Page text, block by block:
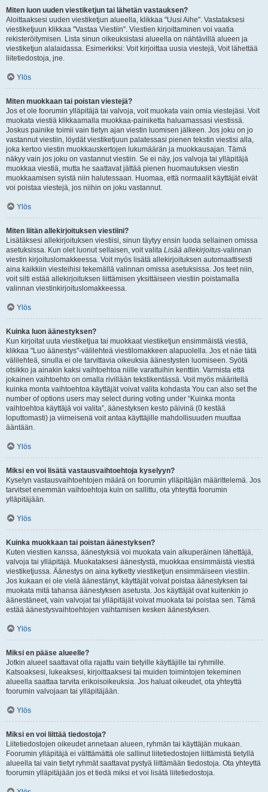
Miten luon uuden viestiketjun tai lähetän vastauksen?
Aloittaaksesi uuden viestiketjun alueella, klikkaa "Uusi Aihe". Vastataksesi
viestiketjuun klikkaa "Vastaa Viestiin". Viestien kirjoittaminen voi vaatia
rekisteröitymisen. Lista sinun oikeuksistasi alueella on nähtävillä alueen ja
viestiketjun alalaidassa. Esimerkiksi: Voit kirjoittaa uusia viestejä, Voit lähettää
liitetiedostoja, jne.
Ylös
Miten muokkaan tai poistan viestejä?
Jos et ole foorumin ylläpitäjä tai valvoja, voit muokata vain omia viestejäsi. Voit
muokata viestiä klikkaamalla muokkaa-painiketta haluamassasi viestissä.
Joskus painike toimii vain tietyn ajan viestin luomisen jälkeen. Jos joku on jo
vastannut viestiin, löydät viestiketjuun palatessasi pienen tekstin viestisi alla,
joka kertoo viestin muokkauskertojen lukumäärän ja muokkausajan. Tämä
näkyy vain jos joku on vastannut viestiin. Se ei näy, jos valvoja tai ylläpitäjä
muokkaa viestiä, mutta he saattavat jättää pienen huomautuksen viestin
muokkaamisen syistä niin halutessaan. Huomaa, että normaalit käyttäjät eivät
voi poistaa viestejä, jos niihin on joku vastannut.
Ylös
Miten liitän allekirjoituksen viestiini?
Lisätäksesi allekirjoituksen viestiisi, sinun täytyy ensin luoda sellainen omissa
asetuksissa. Kun olet luonut sellaisen, voit valita Lisää allekirjoitus-valinnan
viestin kirjoituslomakkeessa. Voit myös lisätä allekirjoituksen automaattisesti
aina kaikkiin viesteihisi tekemällä valinnan omissa asetuksissa. Jos teet niin,
voit silti estää allekirjoituksen liittämisen yksittäiseen viestiin poistamalla
valinnan viestinkirjoituslomakkeessa.
Ylös
Kuinka luon äänestyksen?
Kun kirjoitat uuta viestiketjua tai muokkaat viestiketjun ensimmäistä viestiä,
klikkaa "Luo äänestys"-välilehteä viestilomakkeen alapuolella. Jos et näe tätä
välilehteä, sinulla ei ole tarvittavia oikeuksia äänestysten luomiseen. Syötä
otsikko ja ainakin kaksi vaihtoehtoa niille varattuihin kenttiin. Varmista että
jokainen vaihtoehto on omalla rivillään tekstikentässä. Voit myös määritellä
kuinka monta vaihtoehtoa käyttäjät voivat valita kohdasta You can also set the
number of options users may select during voting under “Kuinka monta
vaihtoehtoa käyttäjä voi valita”, äänestyksen kesto päivinä (0 kestää
loputtomasti) ja viimeisenä voit antaa käyttäjille mahdollisuuden muuttaa
ääntään.
Ylös
Miksi en voi lisätä vastausvaihtoehtoja kyselyyn?
Kyselyn vastausvaihtoehtojen määrä on foorumin ylläpitäjän määrittelemä. Jos
tarvitset enemmän vaihtoehtoja kuin on sallittu, ota yhteyttä foorumin
ylläpitäjään.
Ylös
Kuinka muokkaan tai poistan äänestyksen?
Kuten viestien kanssa, äänestyksiä voi muokata vain alkuperäinen lähettäjä,
valvoja tai ylläpitäjä. Muokataksesi äänestystä, muokkaa ensimmäistä viestiä
viestiketjussa. Äänestys on aina kytketty viestiketjun ensimmäiseen viestiin.
Jos kukaan ei ole vielä äänestänyt, käyttäjät voivat poistaa äänestyksen tai
muokata mitä tahansa äänestyksen asetusta. Jos käyttäjät ovat kuitenkin jo
äänestäneet, vain valvojat tai ylläpitäjät voivat muokata tai poistaa sen. Tämä
estää äänestysvaihtoehtojen vaihtamisen kesken äänestyksen.
Ylös
Miksi en pääse alueelle?
Jotkin alueet saattavat olla rajattu vain tietyille käyttäjille tai ryhmille.
Katsoaksesi, lukeaksesi, kirjoittaaksesi tai muiden toimintojen tekeminen
alueella saattaa tarvita erikoisoikeuksia. Jos haluat oikeudet, ota yhteyttä
foorumin valvojaan tai ylläpitäjään.
Ylös
Miksi en voi liittää tiedostoja?
Liitetiedostojen oikeudet annetaan alueen, ryhmän tai käyttäjän mukaan.
Foorumin ylläpitäjä ei välttämättä ole sallinut liitetiedostojen liittämistä tietyllä
alueella tai vain tietyt ryhmät saattavat pystyä liittämään tiedostoja. Ota yhteyttä
foorumin ylläpitäjään jos et tiedä miksi et voi lisätä liitetiedostoja.